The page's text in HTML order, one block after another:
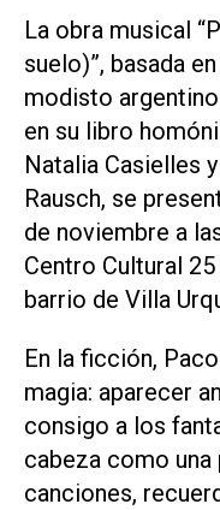
La obra musical
suelo)”, basada
modisto
en su libro
Natalia Casielles
Rausch, se
de noviembre a
Centro Cultural
barrio de Villa
En la ficción,
magia: aparecer
consigo a los
cabeza como una
canciones,